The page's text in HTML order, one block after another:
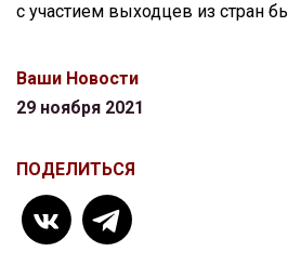
с участием выходцев из стран
Ваши Новости
29 ноября 2021
ПОДЕЛИТЬСЯ